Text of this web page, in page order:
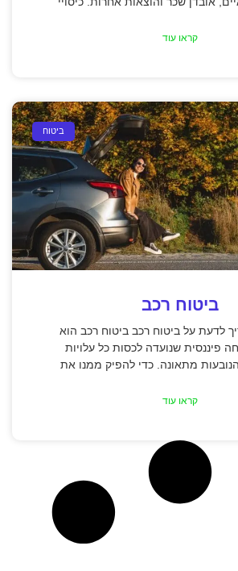
קראו עוד
ביטוח
ביטוח רכב
לדעת על ביטוח רכב ביטוח רכב הוא
פיננסית שנועדה לכסות כל עלויות
מתאונה. כדי להפיק ממנו את
קראו עוד